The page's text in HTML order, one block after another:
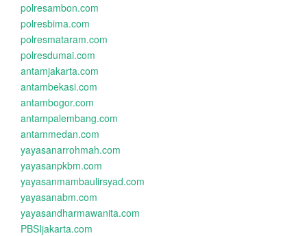
polresambon.com
polresbima.com
polresmataram.com
polresdumai.com
antamjakarta.com
antambekasi.com
antambogor.com
antampalembang.com
antammedan.com
yayasanarrohmah.com
yayasanpkbm.com
yayasanmambaulirsyad.com
yayasanabm.com
yayasandharmawanita.com
PBSIjakarta.com